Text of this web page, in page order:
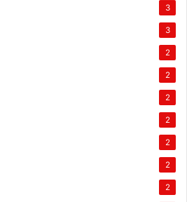
3
3
2
2
2
2
2
2
2